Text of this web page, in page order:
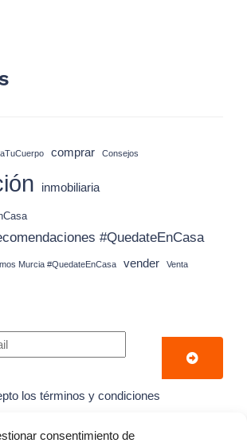
consentimiento de
comprar Consejos
inmobiliaria
#QuedateEnCasa
Murcia #QuedateEnCasa vender Venta
los términos y condiciones